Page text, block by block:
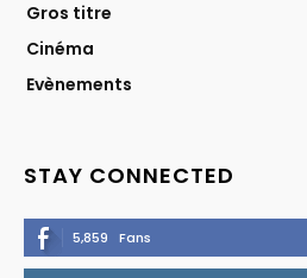
Gros titre
Cinéma
Evènements
STAY CONNECTED
5,859 Fans